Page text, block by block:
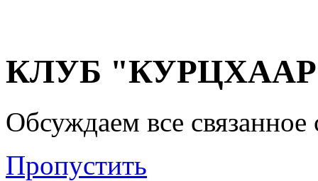
КЛУБ "КУРЦХААР"
Обсуждаем все
Пропустить